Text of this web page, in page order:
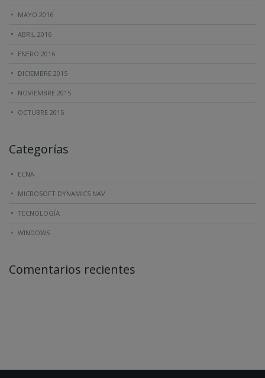
MAYO 2016
ABRIL 2016
ENERO 2016
DICIEMBRE 2015
NOVIEMBRE 2015
OCTUBRE 2015
Categorías
ECNA
MICROSOFT DYNAMICS NAV
TECNOLOGÍA
WINDOWS
Comentarios recientes